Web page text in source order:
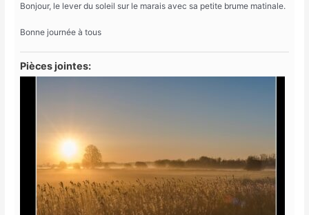
Bonjour, le lever du soleil sur le marais avec sa petite brume matinale.
Bonne journée à tous
Pièces jointes: